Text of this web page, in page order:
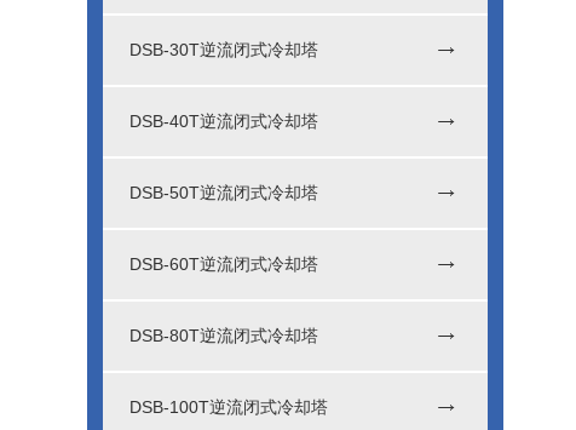
DSB-30T逆流闭式冷却塔
DSB-40T逆流闭式冷却塔
DSB-50T逆流闭式冷却塔
DSB-60T逆流闭式冷却塔
DSB-80T逆流闭式冷却塔
DSB-100T逆流闭式冷却塔